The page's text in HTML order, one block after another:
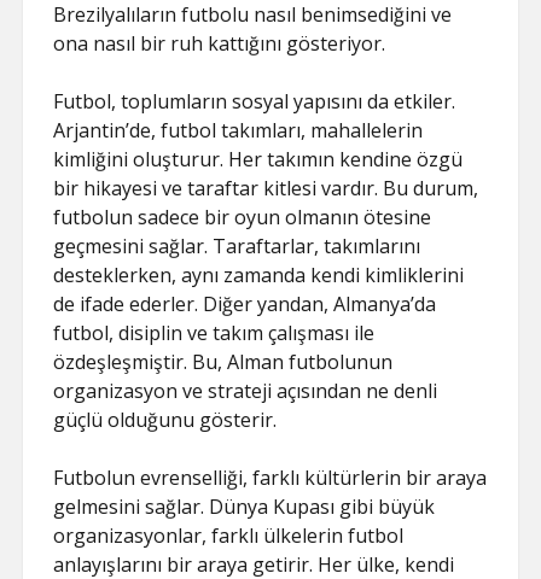
Brezilyalıların futbolu nasıl benimsediğini ve
ona nasıl bir ruh kattığını gösteriyor.
Futbol, toplumların sosyal yapısını da etkiler.
Arjantin’de, futbol takımları, mahallelerin
kimliğini oluşturur. Her takımın kendine özgü
bir hikayesi ve taraftar kitlesi vardır. Bu durum,
futbolun sadece bir oyun olmanın ötesine
geçmesini sağlar. Taraftarlar, takımlarını
desteklerken, aynı zamanda kendi kimliklerini
de ifade ederler. Diğer yandan, Almanya’da
futbol, disiplin ve takım çalışması ile
özdeşleşmiştir. Bu, Alman futbolunun
organizasyon ve strateji açısından ne denli
güçlü olduğunu gösterir.
Futbolun evrenselliği, farklı kültürlerin bir araya
gelmesini sağlar. Dünya Kupası gibi büyük
organizasyonlar, farklı ülkelerin futbol
anlayışlarını bir araya getirir. Her ülke, kendi